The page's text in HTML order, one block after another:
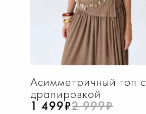
Асимметричный топ с
драпировкой
1 499₽2 999₽